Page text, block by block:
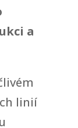
a
linií